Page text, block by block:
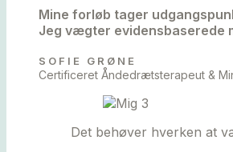
Mine forløb tager
Jeg vægter evidensbaserede
SOFIE GRØNE
Certificeret Åndedrætsterapeut &
Det behøver hverken at